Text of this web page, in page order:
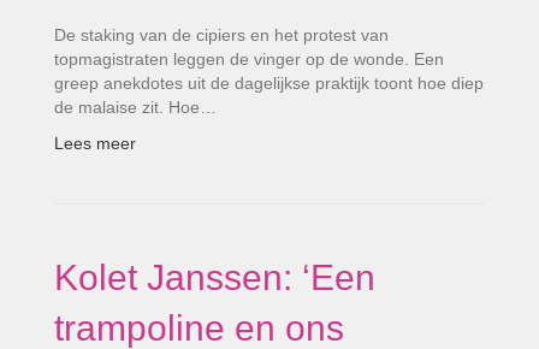
De staking van de cipiers en het protest van
topmagistraten leggen de vinger op de wonde. Een
greep anekdotes uit de dagelijkse praktijk toont hoe diep
de malaise zit. Hoe…
Lees meer
Kolet Janssen: ‘Een
trampoline en ons